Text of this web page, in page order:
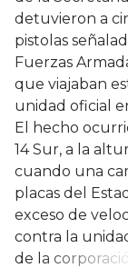
detuvieron a
pistolas
Fuerzas
que viajaban
unidad oficial
El hecho
14 Sur, a la
cuando una
placas del
exceso de
contra la
de la